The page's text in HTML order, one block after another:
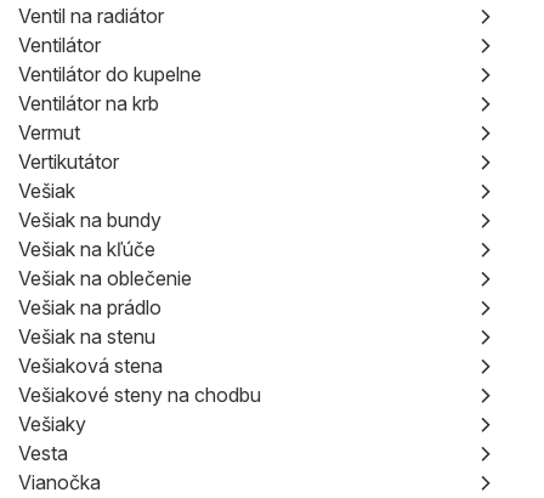
Ventil na radiátor
Ventilátor
Ventilátor do kupelne
Ventilátor na krb
Vermut
Vertikutátor
Vešiak
Vešiak na bundy
Vešiak na kľúče
Vešiak na oblečenie
Vešiak na prádlo
Vešiak na stenu
Vešiaková stena
Vešiakové steny na chodbu
Vešiaky
Vesta
Vianočka